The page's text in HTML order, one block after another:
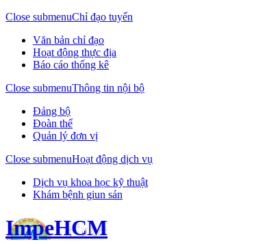
Close submenuChỉ đạo tuyến
Văn bản chỉ đạo
Hoạt động thực địa
Báo cáo thống kê
Close submenuThông tin nội bộ
Đảng bộ
Đoàn thể
Quản lý đơn vị
Close submenuHoạt động dịch vụ
Dịch vụ khoa học kỹ thuật
Khám bệnh giun sán
ImpeHCM